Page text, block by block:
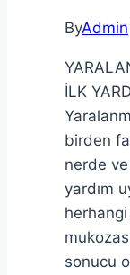
ByAdmin
İLK
birden
nerde
yardım
sonucu